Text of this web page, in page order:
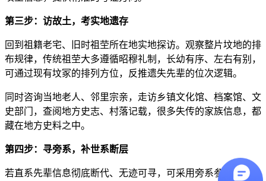
第三步：访故土，考实地遗存
回到祖籍老宅、旧时祖茔所在地实地探访。观察整片坟地的排
布规律，传统祖茔大多遵循昭穆礼制，长幼有序、左右有别，
可通过现有坟冢的排列方位，反推遗失先辈的位次逻辑。
同时咨询当地老人、邻里宗亲，走访乡镇文化馆、档案馆、文
史部门，查阅地方史志、村落记载，很多失传的家族信息，都
藏在地方史料之中。
第四步：寻旁系，补世系断层
若直系先辈信息彻底断代、无迹可寻，可采用旁系参照法。寻